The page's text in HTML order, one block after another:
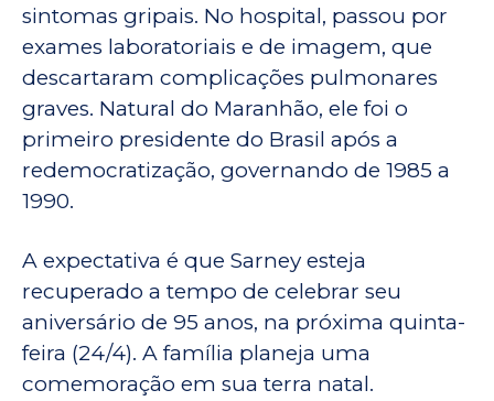
sintomas gripais. No hospital, passou por
exames laboratoriais e de imagem, que
descartaram complicações pulmonares
graves. Natural do Maranhão, ele foi o
primeiro presidente do Brasil após a
redemocratização, governando de 1985 a
1990.
A expectativa é que Sarney esteja
recuperado a tempo de celebrar seu
aniversário de 95 anos, na próxima quinta-
feira (24/4). A família planeja uma
comemoração em sua terra natal.